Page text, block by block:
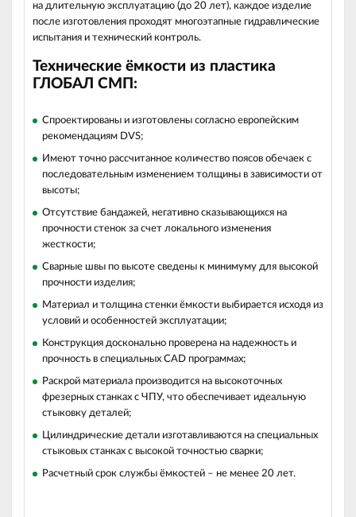
на длительную эксплуатацию (до 20 лет), каждое изделие
после изготовления проходят многоэтапные гидравлические
испытания и технический контроль.
Технические ёмкости из пластика
ГЛОБАЛ СМП:
Спроектированы и изготовлены согласно европейским
рекомендациям DVS;
Имеют точно рассчитанное количество поясов обечаек с
последовательным изменением толщины в зависимости от
высоты;
Отсутствие бандажей, негативно сказывающихся на
прочности стенок за счет локального изменения
жесткости;
Сварные швы по высоте сведены к минимуму для высокой
прочности изделия;
Материал и толщина стенки ёмкости выбирается исходя из
условий и особенностей эксплуатации;
Конструкция досконально проверена на надежность и
прочность в специальных CAD программах;
Раскрой материала производится на высокоточных
фрезерных станках с ЧПУ, что обеспечивает идеальную
стыковку деталей;
Цилиндрические детали изготавливаются на специальных
стыковых станках с высокой точностью сварки;
Расчетный срок службы ёмкостей – не менее 20 лет.